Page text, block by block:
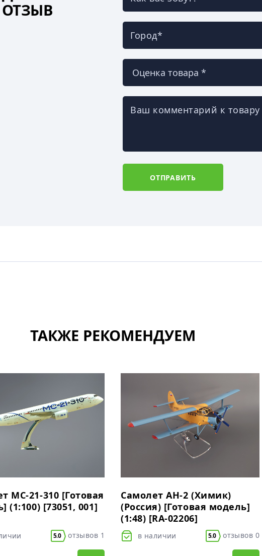
ОТЗЫВ
Город*
Ваш комментарий к товару
ОТПРАВИТЬ
ТАКЖЕ РЕКОМЕНДУЕМ
МС-21-310 [Готовая
(1:100) [73051, 001]
5.0 отзывов 1
Самолет АН-2 (Химик)
(Россия) [Готовая модель]
(1:48) [RA-02206]
в наличии 5.0 отзывов 0